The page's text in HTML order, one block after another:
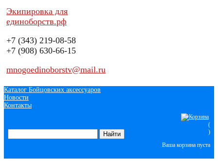
Экипировка для
единоборств.рф
+7 (343) 219-08-58
+7 (908) 630-66-15
mnogoedinoborstv@mail.ru
Каталог Бойцовских аксессуаров
Новости
Контакты
(
)
Ваша корзина пуста